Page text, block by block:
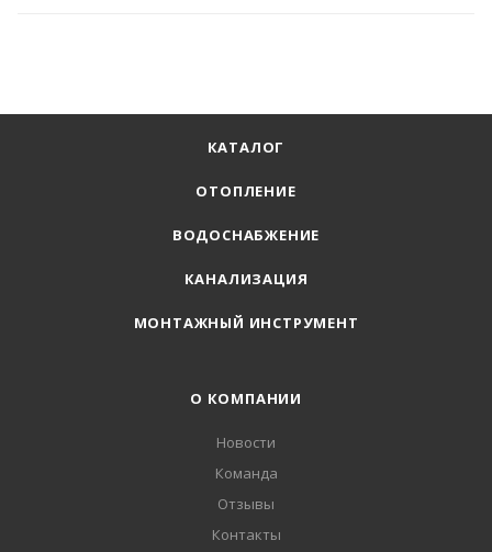
КАТАЛОГ
ОТОПЛЕНИЕ
ВОДОСНАБЖЕНИЕ
КАНАЛИЗАЦИЯ
МОНТАЖНЫЙ ИНСТРУМЕНТ
О КОМПАНИИ
Новости
Команда
Отзывы
Контакты